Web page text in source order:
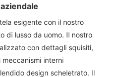
esigente con il nostro
di lusso da uomo. Il nostro
con dettagli squisiti,
interni
design scheletrato. Il